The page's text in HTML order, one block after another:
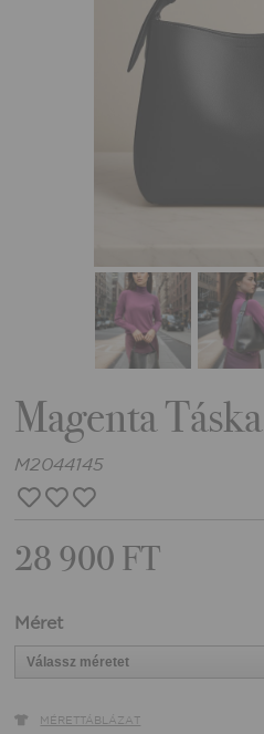
Magenta Táska
M2044145
28 900 FT
Méret
MÉRETTÁBLÁZAT